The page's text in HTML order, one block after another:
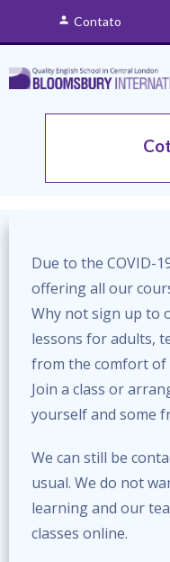
Contato
Due to the COVID-
offering all our
Why not sign up to
lessons for adults,
from the comfort of
Join a class or
yourself and some
We can still be
usual. We do not
learning and our
classes online.